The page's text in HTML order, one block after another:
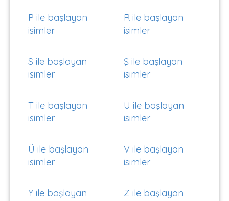
P ile başlayan
isimler
R ile başlayan
isimler
S ile başlayan
isimler
Ş ile başlayan
isimler
T ile başlayan
isimler
U ile başlayan
isimler
Ü ile başlayan
isimler
V ile başlayan
isimler
Y ile başlayan
Z ile başlayan